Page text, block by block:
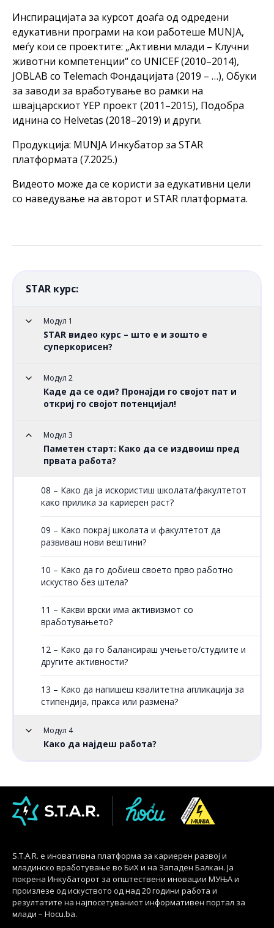
Инспирацијата за курсот доаѓа од одредени
едукативни програми на кои работеше MUNJA,
меѓу кои се проектите: „Активни млади – Клучни
животни компетенции“ со UNICEF (2010–2014),
JOBLAB со Telemach Фондацијата (2019 – …), Обуки
за заводи за вработување во рамки на
швајцарскиот YEP проект (2011–2015), Подобра
иднина со Helvetas (2018–2019) и други.
Продукција: MUNJA Инкубатор за STAR
платформата (7.2025.)
Видеото може да се користи за едукативни цели
со наведување на авторот и STAR платформата.
STAR курс:
Модул 1
STAR видео курс – што е и зошто е
суперкорисен?
Модул 2
Каде да се оди? Пронајди го својот пат и
откриј го својот потенцијал!
Модул 3
Паметен старт: Како да се издвоиш пред
првата работа?
08 – Како да ја искористиш школата/факултетот
како прилика за кариерен раст?
09 – Како покрај школата и факултетот да
развиваш нови вештини?
10 – Како да го добиеш своето прво работно
искуство без штела?
11 – Какви врски има активизмот со
вработувањето?
12 – Како да го балансираш учењето/студиите и
другите активности?
13 – Како да напишеш квалитетна апликација за
стипендија, пракса или размена?
Модул 4
Како да најдеш работа?
S.T.A.R. е иновативна платформа за кариерен развој и
младинско вработување во БиХ и на Западен Балкан. Ја
покрена Инкубаторот за општествени иновации МУЊА и
произлезе од искуството од над 20 години работа и
резултатите на најпосетуваниот информативен портал за
млади – Hocu.ba.